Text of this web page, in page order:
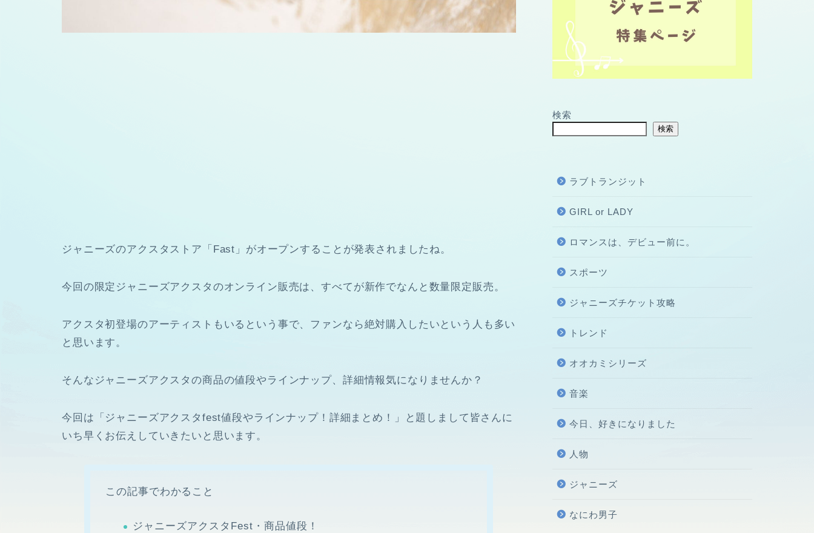
ジャニーズのアクスタストア「Fast」がオープンすることが発表されましたね。
今回の限定ジャニーズアクスタのオンライン販売は、すべてが新作でなんと数量限定販売。
アクスタ初登場のアーティストもいるという事で、ファンなら絶対購入したいという人も多い
と思います。
そんなジャニーズアクスタの商品の値段やラインナップ、詳細情報気になりませんか？
今回は「ジャニーズアクスタfest値段やラインナップ！詳細まとめ！」と題しまして皆さんに
いち早くお伝えしていきたいと思います。
この記事でわかること
ジャニーズアクスタFest・商品値段！
検索
検索
ラブトランジット
GIRL or LADY
ロマンスは、デビュー前に。
スポーツ
ジャニーズチケット攻略
トレンド
オオカミシリーズ
音楽
今日、好きになりました
人物
ジャニーズ
なにわ男子